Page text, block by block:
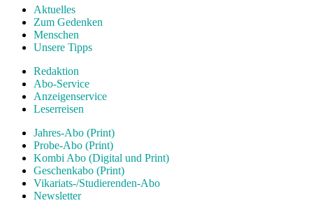
Aktuelles
Zum Gedenken
Menschen
Unsere Tipps
Redaktion
Abo-Service
Anzeigenservice
Leserreisen
Jahres-Abo (Print)
Probe-Abo (Print)
Kombi Abo (Digital und Print)
Geschenkabo (Print)
Vikariats-/Studierenden-Abo
Newsletter